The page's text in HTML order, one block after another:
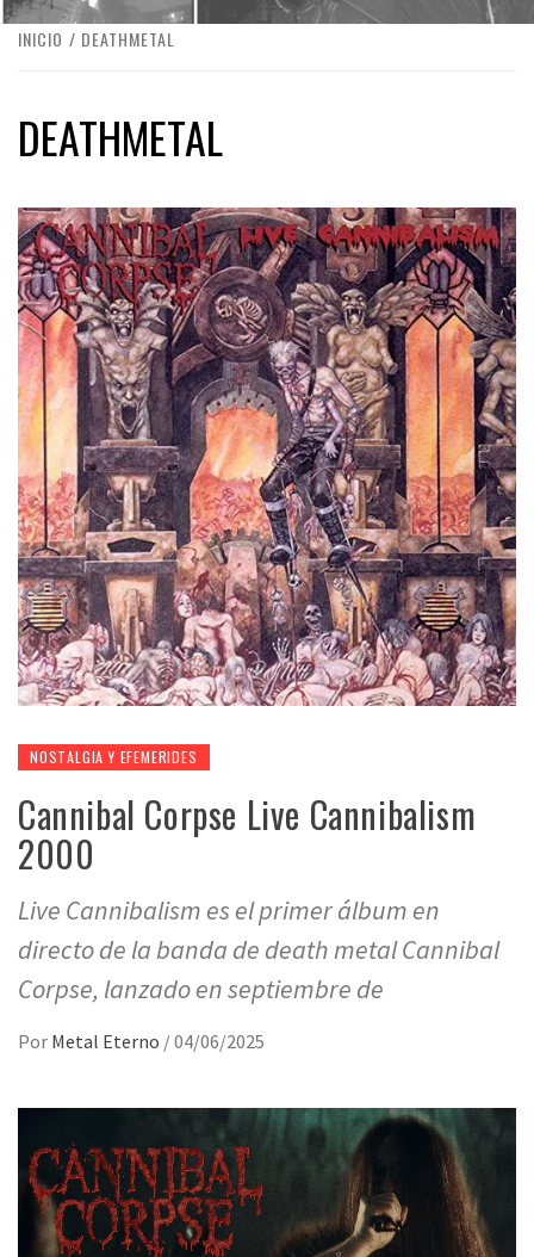
INICIO DEATHMETAL
DEATHMETAL
NOSTALGIA Y EFEMERIDES
Cannibal Corpse Live Cannibalism
2000
Live Cannibalism es el primer álbum en
directo de la banda de death metal Cannibal
Corpse, lanzado en septiembre de
Por Metal Eterno /04/06/2025